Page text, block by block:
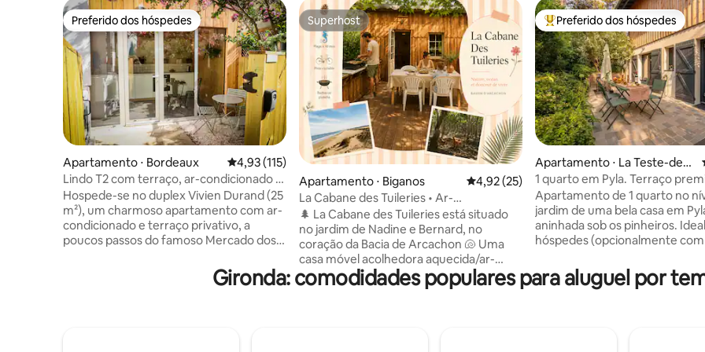
Preferido dos hóspedes
Preferido dos hóspedes
Apartamento ⋅ Bordeaux 4,93 de uma avaliação média de 5, 115 avaliações
4,93 (115)
Lindo T2 com terraço, ar-condicionado e
cama mezanino para crianças
Hospede-se no duplex Vivien Durand (25
m²), um charmoso apartamento com ar-
condicionado e terraço privativo, a
poucos passos do famoso Mercado dos
Bordeaux. Situado em um jardim bonito e
tranquilo, oferece um refúgio silencioso
Superhost
Superhost
Apartamento ⋅ Biganos 4,92 de uma avaliação média de 5, 25
4,92 (25)
La Cabane des Tuileries • Ar-
condicionado Bassin Arcachon
🌲 La Cabane des Tuileries está situado
no jardim de Nadine e Bernard, no
coração da Bacia de Arcachon 🐚 Uma
casa móvel acolhedora aquecida/ar-
condicionada sob os pinheiros, a 10
minutos das praias🌊, a 30 minutos da
Entre os melhores preferidos
Preferido dos hóspedes
Apartamento ⋅ La Teste-de-B
uch
1 quarto em Pyla. Terraço
os pinheiros. E-bikes
Apartamento de 1 quarto no
jardim de uma bela casa em
aninhada sob os pinheiros.
hóspedes (opcionalmente com
praias. OFERTA de início e fim
para estadias entre 22 de
uma garrafa de rosé. Se você
Gironda: comodidades populares para aluguel por